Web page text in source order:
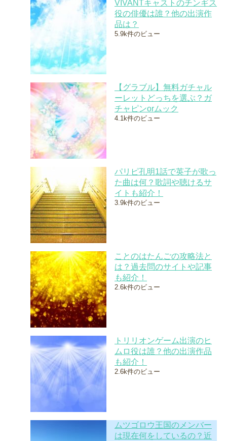
VIVANTキャストのチンギス
役の俳優は誰？他の出演作
品は？
5.9k件のビュー
【グラブル】無料ガチャル
ーレットどっちを選ぶ？ガ
チャピンorムック
4.1k件のビュー
パリピ孔明1話で英子が歌っ
た曲は何？歌詞や聴けるサ
イトも紹介！
3.9k件のビュー
ことのはたんごの攻略法と
は？過去問のサイトや記事
も紹介！
2.6k件のビュー
トリリオンゲーム出演のヒ
ムロ役は誰？他の出演作品
も紹介！
2.6k件のビュー
ムツゴロウ王国のメンバー
は現在何をしているの？近